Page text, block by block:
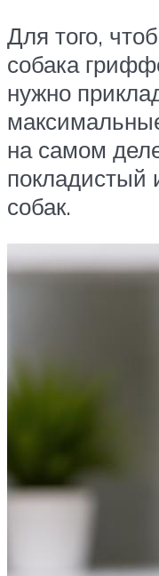
Для того,
собака
нужно
на самом
собак.